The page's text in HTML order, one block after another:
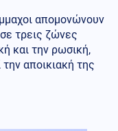
απομονώνουν
τρεις ζώνες
και την ρωσική,
αποικιακή της